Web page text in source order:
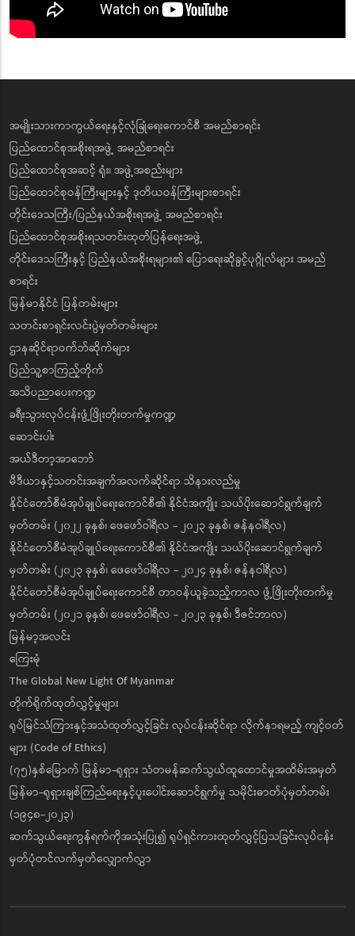
အမျိုးသားကာကွယ်ရေးနှင့်လုံခြုံရေးကောင်စီ အမည်စာရင်း
ပြည်ထောင်စုအစိုးရအဖွဲ့ အမည်စာရင်း
ပြည်ထောင်စုအဆင့် ရုံး၊ အဖွဲ့အစည်းများ
ပြည်ထောင်စုဝန်ကြီးများနှင့် ဒုတိယဝန်ကြီးများစာရင်း
တိုင်းဒေသကြီး/ပြည်နယ်အစိုးရအဖွဲ့ အမည်စာရင်း
ပြည်ထောင်စုအစိုးရသတင်းထုတ်ပြန်ရေးအဖွဲ့
တိုင်းဒေသကြီးနှင့် ပြည်နယ်အစိုးရများ၏ ပြောရေးဆိုခွင့်ပုဂ္ဂိုလ်များ အမည်
စာရင်း
မြန်မာနိုင်ငံ ပြန်တမ်းများ
သတင်းစာရှင်းလင်းပွဲမှတ်တမ်းများ
ဌာနဆိုင်ရာဝက်ဘ်ဆိုက်များ
ပြည်သူ့စာကြည့်တိုက်
အသိပညာပေးကဏ္ဍ
ခရီးသွားလုပ်ငန်းဖွံ့ဖြိုးတိုးတက်မှုကဏ္ဍ
ဆောင်းပါး
အယ်ဒီတာ့အာဘော်
မီဒီယာနှင့်သတင်းအချက်အလက်ဆိုင်ရာ သိနားလည်မှု
နိုင်ငံတော်စီမံအုပ်ချုပ်ရေးကောင်စီ၏ နိုင်ငံအကျိုး သယ်ပိုးဆောင်ရွက်ချက်
မှတ်တမ်း (၂၀၂၂ ခုနှစ်၊ ဖေဖော်ဝါရီလ - ၂၀၂၃ ခုနှစ်၊ ဇန်နဝါရီလ)
နိုင်ငံတော်စီမံအုပ်ချုပ်ရေးကောင်စီ၏ နိုင်ငံအကျိုး သယ်ပိုးဆောင်ရွက်ချက်
မှတ်တမ်း (၂၀၂၃ ခုနှစ်၊ ဖေဖော်ဝါရီလ - ၂၀၂၄ ခုနှစ်၊ ဇန်နဝါရီလ)
နိုင်ငံတော်စီမံအုပ်ချုပ်ရေးကောင်စီ တာဝန်ယူခဲ့သည့်ကာလ ဖွံ့ဖြိုးတိုးတက်မှု
မှတ်တမ်း (၂၀၂၁ ခုနှစ်၊ ဖေဖော်ဝါရီလ - ၂၀၂၃ ခုနှစ်၊ ဒီဇင်ဘာလ)
မြန်မာ့အလင်း
ကြေးမုံ
The Global New Light Of Myanmar
တိုက်ရိုက်ထုတ်လွှင့်မှုများ
ရုပ်မြင်သံကြားနှင့်အသံထုတ်လွှင့်ခြင်း လုပ်ငန်းဆိုင်ရာ လိုက်နာရမည့် ကျင့်ဝတ်
များ (Code of Ethics)
(၇၅)နှစ်မြောက် မြန်မာ-ရုရှား သံတမန်ဆက်သွယ်ထူထောင်မှုအထိမ်းအမှတ်
မြန်မာ-ရုရှားချစ်ကြည်ရေးနှင့်ပူးပေါင်းဆောင်ရွက်မှု သမိုင်းဓာတ်ပုံမှတ်တမ်း
(၁၉၄၈-၂၀၂၃)
ဆက်သွယ်ရေးကွန်ရက်ကိုအသုံးပြု၍ ရုပ်ရှင်ကားထုတ်လွှင့်ပြသခြင်းလုပ်ငန်း
မှတ်ပုံတင်လက်မှတ်လျှောက်လွှာ